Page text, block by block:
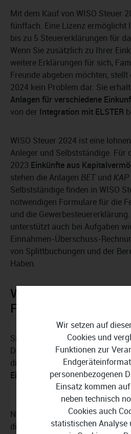
Mit dem Kauf von WISO Steuer
fünffach. Eine Lizenz ermöglicht
bis zu 5 Steuererklärungen für
Wenn Sie zusätzlich zu Ihrer
weitere Erklärungen für sich,
Freunde abgeben möchten, stellt
2024 kein Problem dar. Sie
Anlagen für verschiedene
von der Integration mit ELSTER
WISO Steuer 2024 ist eine
Anleger und Selbstständige. Für
2023 Einkünfte aus
stehen die Anlagen BET und
Selbstständige finden in WISO
notwendigen Formulare für die
und die
unterstützt auch bei Aufgaben
Einnahmen-Überschuss-
von Splittbuchungen und der
Haben.
WISO Steuer 2024:
Flexibilität und neue
Sie können jederzeit zwischen
Downloadversion und dem
die Software
synchronisiert Ihre
Einstellungen geräteübergreifend
Nachdem Sie Ihre
die Finanzbehörden Ihren
Wir setzen auf
Cookies und
Funktionen zur
personenbezogenen
Einsatz kommen
neben technisch
Cookies auch
statistischen Analyse